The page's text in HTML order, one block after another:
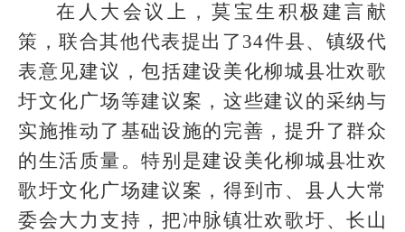
在人大会议上，莫宝生积极建言献
策，联合其他代表提出了34件县、镇级代
表意见建议，包括建设美化柳城县壮欢歌
圩文化广场等建议案，这些建议的采纳与
实施推动了基础设施的完善，提升了群众
的生活质量。特别是建设美化柳城县壮欢
歌圩文化广场建议案，得到市、县人大常
委会大力支持，把冲脉镇壮欢歌圩、长山